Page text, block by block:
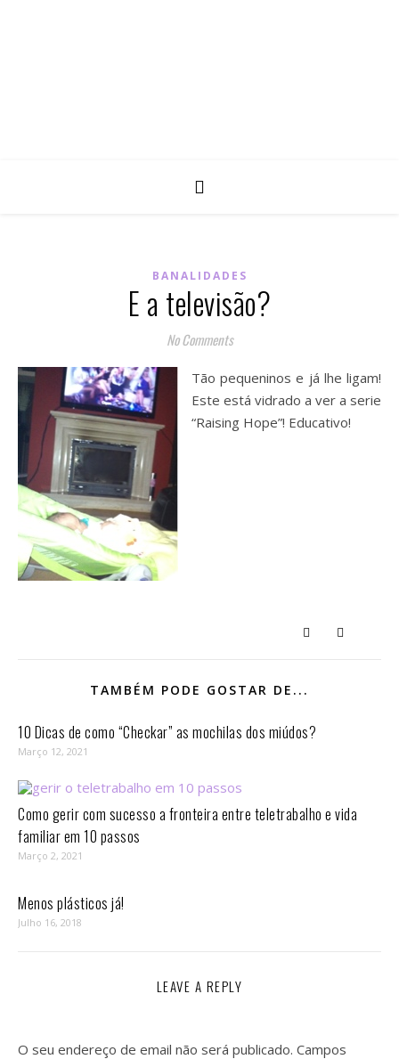
BANALIDADES
E a televisão?
No Comments
Tão pequeninos e já lhe ligam!
Este está vidrado a ver a serie
“Raising Hope”! Educativo!
TAMBÉM PODE GOSTAR DE...
10 Dicas de como “Checkar” as mochilas dos miúdos?
Março 12, 2021
Como gerir com sucesso a fronteira entre teletrabalho e vida
familiar em 10 passos⁣
Março 2, 2021
Menos plásticos já!
Julho 16, 2018
LEAVE A REPLY
O seu endereço de email não será publicado. Campos